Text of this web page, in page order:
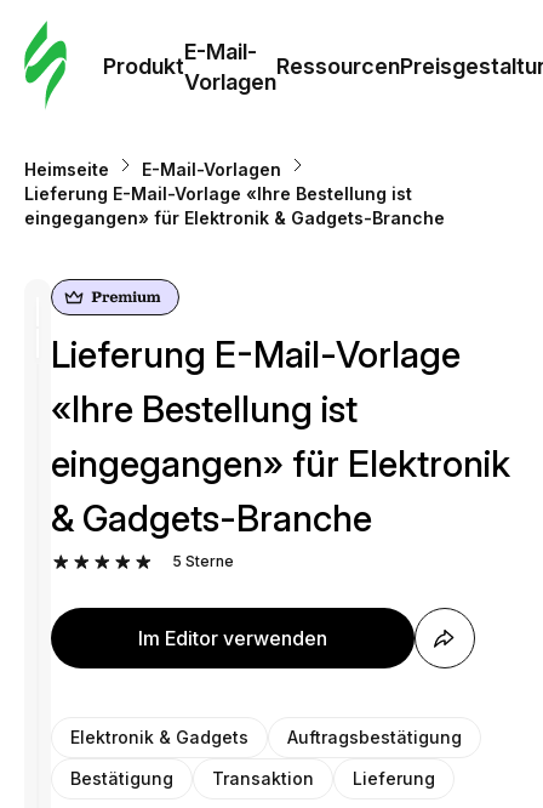
Produkt
E-Mail-
Vorlagen
Ressourcen
Heimseite
E-Mail-Vorlagen
Lieferung E-Mail-Vorlage «Ihre Bestellung ist
eingegangen» für Elektronik & Gadgets-Branche
Lieferung E-Mail-Vorlage
«Ihre Bestellung ist
eingegangen» für Elektronik
& Gadgets-Branche
5 Sterne
Im Editor verwenden
Elektronik & Gadgets
Auftragsbestätigung
Bestätigung
Transaktion Lieferung